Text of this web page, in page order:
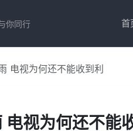
你同行 首
电视为何还不能收到利
视为何还不能